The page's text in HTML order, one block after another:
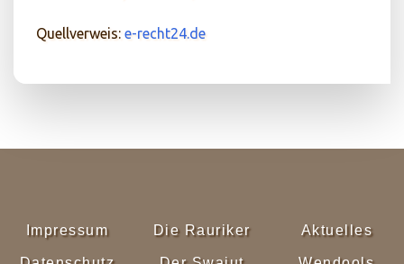
Quellverweis: e-recht24.de
Impressum Die Rauriker Aktuelles